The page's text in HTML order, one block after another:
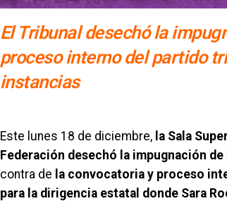
El Tribunal desechó la
proceso interno del partido
instancias
Este lunes 18 de diciembre, la Sala
Federación desechó la impugnación
contra de la convocatoria y proceso
para la dirigencia estatal donde Sara